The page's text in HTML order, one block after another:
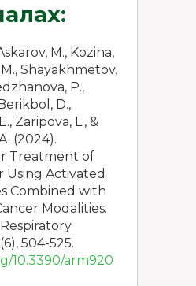
M., Kozina,
M., Shayakhmetov,
P.,
D.,
Zaripova, L., &
(2024).
Treatment of
Using Activated
Combined with
Modalities.
504-525.
10.3390/arm920